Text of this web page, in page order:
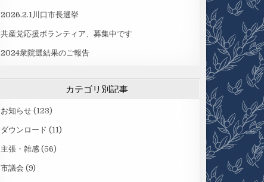
2026.2.1川口市長選挙
共産党応援ボランティア、募集中です
2024衆院選結果のご報告
カテゴリ別記事
お知らせ(123)
ダウンロード (11)
主張・雑感(56)
市議会 (9)